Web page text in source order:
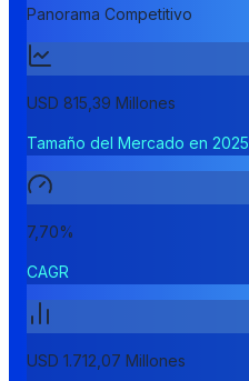
Panorama Competitivo
USD 815,39 Millones
Tamaño del Mercado en 2025
7,70%
CAGR
USD 1.712,07 Millones